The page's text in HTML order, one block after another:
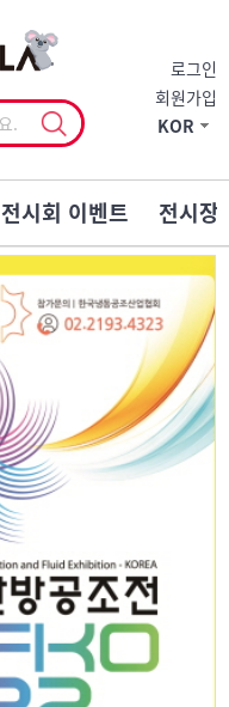
로그인
회원가입
KOR
전시회 이벤트 전시장